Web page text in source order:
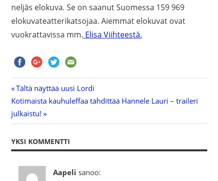
neljäs elokuva. Se on saanut Suomessa 159 969
elokuvateatterikatsojaa. Aiemmat elokuvat ovat
vuokrattavissa mm. Elisa Viihteestä.
Artikkelien
selaus
Previous
Post:
Tältä näyttää uusi Lordi
Next
Post:
Kotimaista kauhuleffaa tähdittää Hannele Lauri – traileri
julkaistu!
YKSI KOMMENTTI
Aapeli sanoo: